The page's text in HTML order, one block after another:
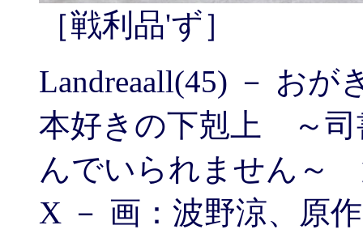
［戦利品'ず］
Landreaall(45) － おが
本好きの下剋上 ～司
んでいられません～
X － 画：波野涼、原